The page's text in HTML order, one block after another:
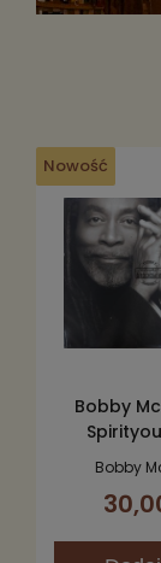
Nowość
Bobby
Bobby